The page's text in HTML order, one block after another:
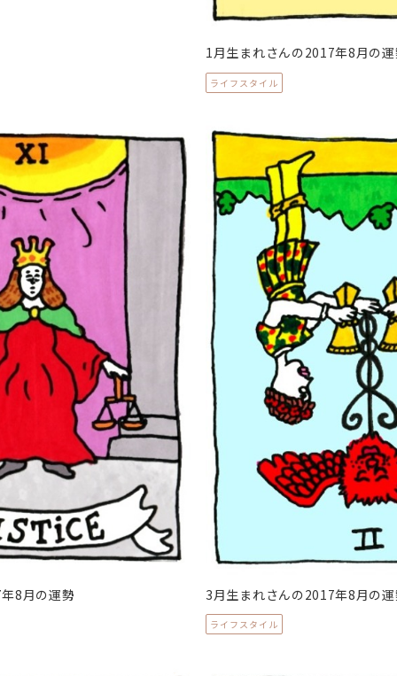
1月生まれさんの2017年8月の
ライフスタイル
8月の運勢 3月生まれさんの2017年8月の
ライフスタイル